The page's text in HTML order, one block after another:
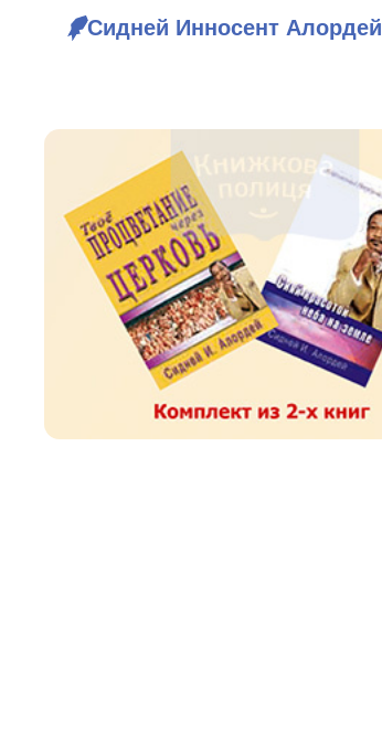
Свіжі надходження, актуальна
література та нові автори на нашій
полиці.
Сидней Инносент Алордей